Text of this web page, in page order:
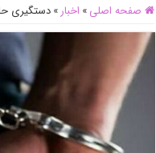
صفحه اصلی » اخبار » دستگیری